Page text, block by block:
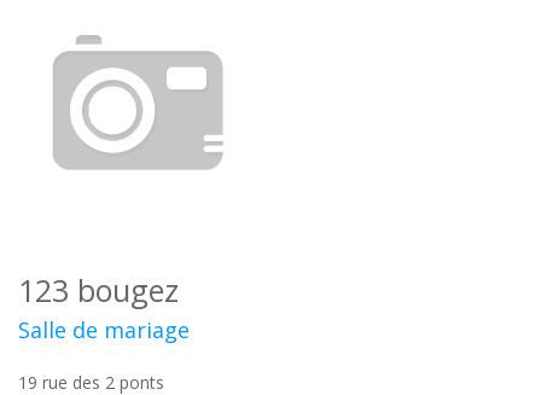
123 bougez
Salle de mariage
19 rue des 2 ponts